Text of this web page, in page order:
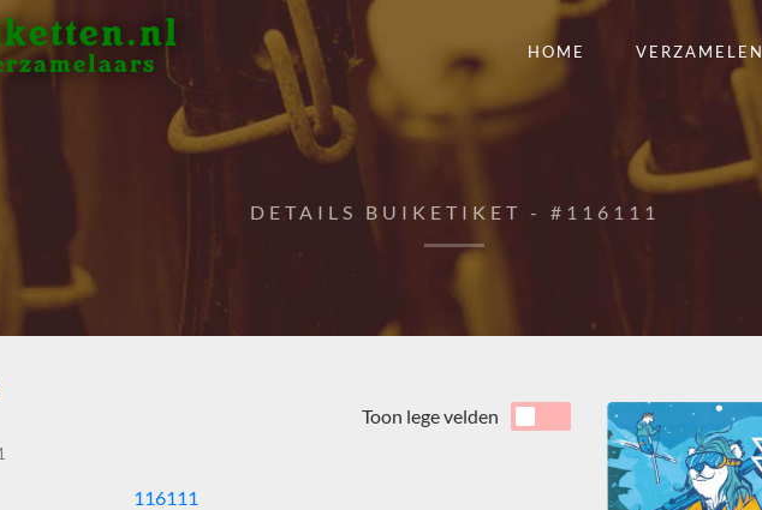
HOME VERZAMELEN
DETAILS BUIKETIKET - #116111
Toon lege velden
116111